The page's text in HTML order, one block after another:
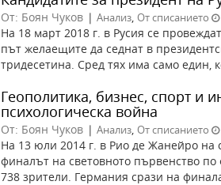
От: Боян Чуков | Анализ, От списанието
На 18 март 2018 г. в Русия се
път желаещите да седнат в
тридесетина. Сред тях има само един,
Геополитика, бизнес, спорт и
психологическа война
От: Боян Чуков | Анализ, От списанието
На 13 юли 2014 г. в Рио де Жанейро на
финалът на световното първенство
738 зрители. Германия срази на